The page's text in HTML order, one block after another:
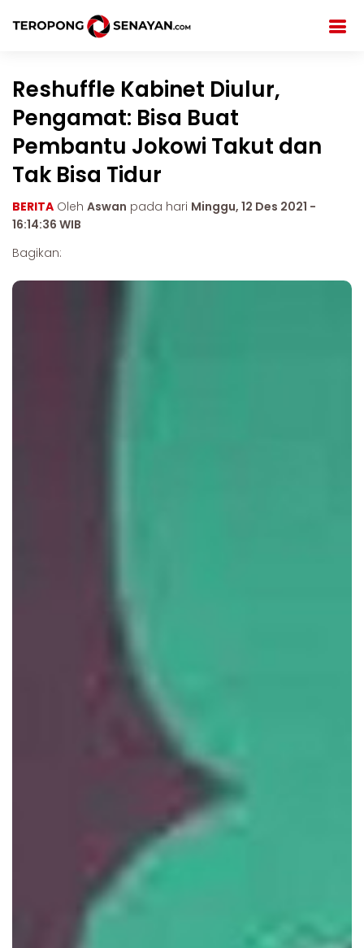
Reshuffle Kabinet Diulur,
Pengamat: Bisa Buat
Pembantu Jokowi Takut dan
Tak Bisa Tidur
BERITA Oleh Aswan pada hari Minggu, 12 Des 2021 -
16:14:36 WIB
Bagikan: